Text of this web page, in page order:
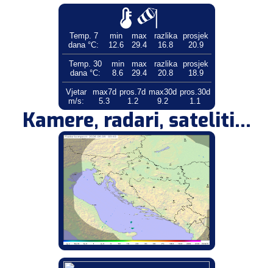
Temp. 7
dana °C:
min
12.6
max
29.4
razlika
16.8
prosjek
20.9
Temp. 30
dana °C:
min
8.6
max
29.4
razlika
20.8
prosjek
18.9
Vjetar
m/s:
max7d
5.3
pros.7d
1.2
max30d
9.2
pros.30d
1.1
Kamere, radari, sateliti...